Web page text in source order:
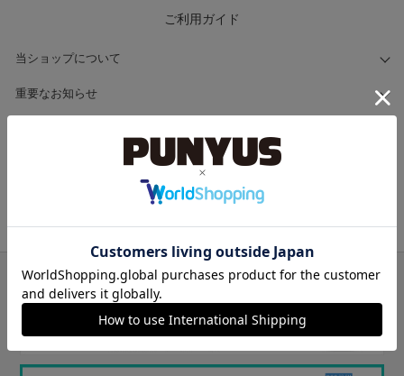
ご利用ガイド
当ショップについて
重要なお知らせ